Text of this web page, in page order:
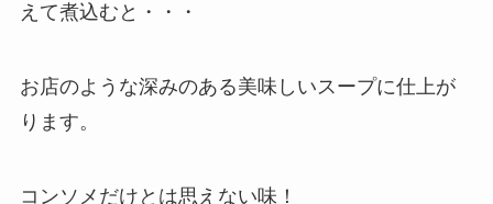
えて煮込むと・・・
お店のような深みのある美味しいスープに仕上が
ります。
コンソメだけとは思えない味！